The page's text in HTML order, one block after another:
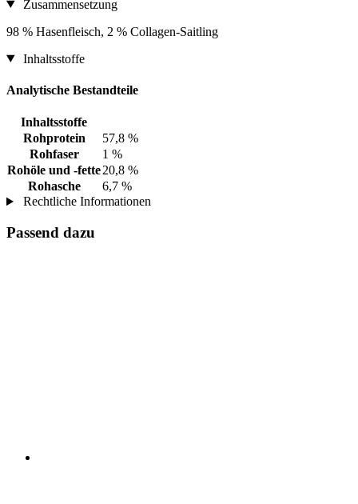
Zusammensetzung
98 % Hasenfleisch, 2 % Collagen-Saitling
Inhaltsstoffe
Analytische Bestandteile
Inhaltsstoffe
Rohprotein
57,8 %
Rohfaser
1 %
Rohöle und -fette20,8 %
Rohasche
6,7 %
Rechtliche Informationen
Passend dazu